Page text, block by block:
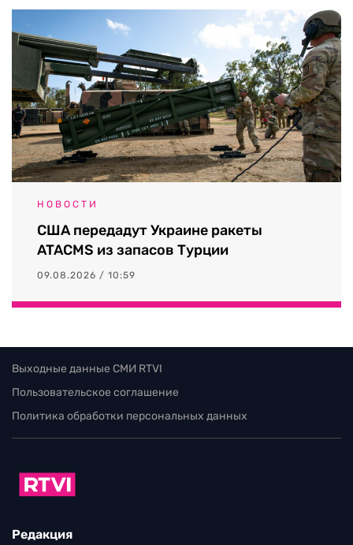
НОВОСТИ
США передадут Украине ракеты
ATACMS из запасов Турции
09.08.2026 / 10:59
Выходные данные СМИ RTVI
Пользовательское соглашение
Политика обработки персональных данных
Редакция